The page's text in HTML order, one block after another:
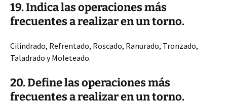
19. Indica las operaciones más
frecuentes a realizar en un torno.
Cilindrado, Refrentado, Roscado, Ranurado, Tronzado,
Taladrado y Moleteado.
20. Define las operaciones más
frecuentes a realizar en un torno.